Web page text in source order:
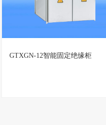
GTXGN-12智能固定绝缘柜